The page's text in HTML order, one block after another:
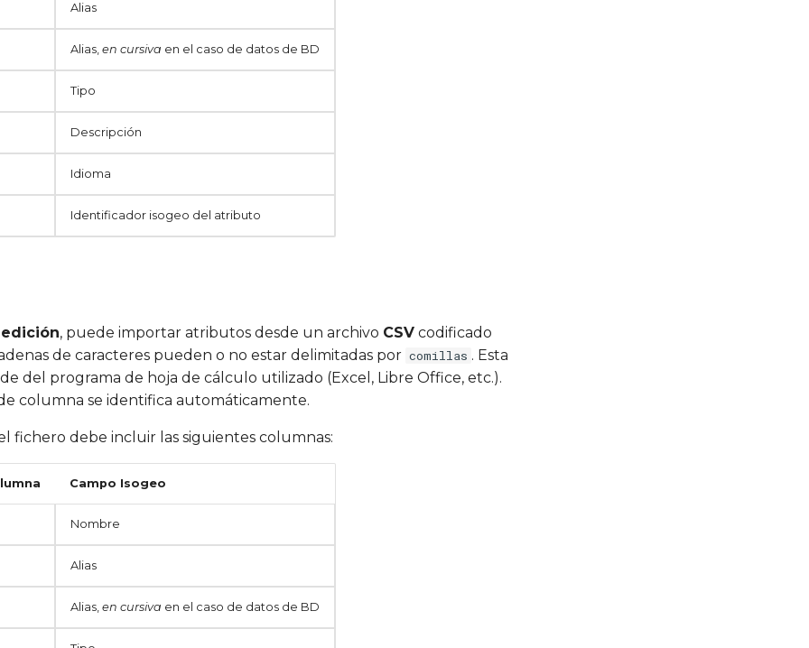
Alias
Alias, en cursiva en el caso de datos de BD
Tipo
Descripción
Idioma
Identificador isogeo del atributo
edición, puede importar atributos desde un archivo CSV codificado
de caracteres pueden o no estar delimitadas por comillas . Esta
del programa de hoja de cálculo utilizado (Excel, Libre Office, etc.).
columna se identifica automáticamente.
fichero debe incluir las siguientes columnas:
Campo Isogeo
Nombre
Alias
Alias, en cursiva en el caso de datos de BD